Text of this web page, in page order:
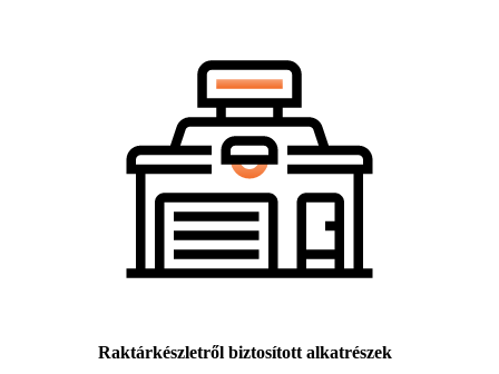
Raktárkészletről biztosított alkatrészek